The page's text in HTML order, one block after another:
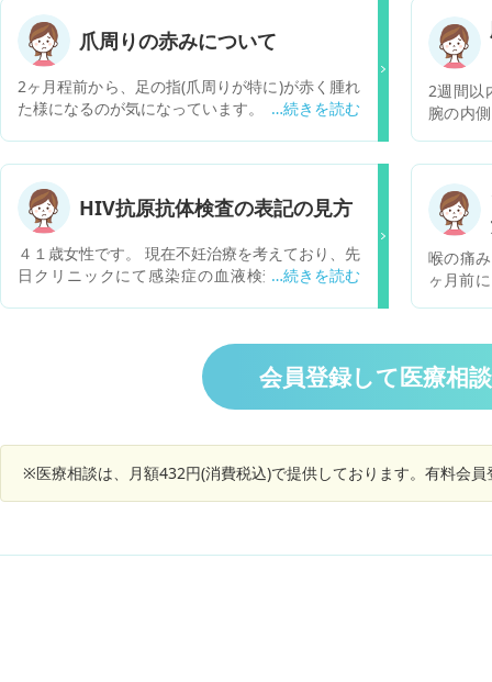
爪周りの赤みについて
2ヶ月程前から、足の指(爪周りが特に)が赤く腫れ
た様になるのが気になっています。 普段はだいた
はならないしなんかおかしいなぁと思っているの
ですが、病院になかなか行く時間を作れないた
め、ネットで調べると皮膚筋炎という病気に私の
症状が近いと思いました。 他の自覚症状は微熱と
関節痛とだるさと手の指の関節のできものです。
(湿疹のようなものやカサカサしたイボみたいなも
べきですか？ ネットで少しみただけで詳しく知ら
ないので皮膚筋炎について教えてほしいです。 よ
2週間以
腕の内
て太い
チほど
えられ
HIV抗原抗体検査の表記の見方
４１歳女性です。 現在不妊治療を考えており、先
日クリニックにて感染症の血液検査を行いまし
体S/CO→1.00>」という結果で「判定(−)」と表記
されております。基準値は1.00未満ということ
で、この結果はパッと見たら「1.00より大きい」
と捉えてしまうのですが、どう考えたら良いでし
て【カットオフインデックス0.1>】という結果で
した。 いずれにせよ、医師からはそれ以上の言及
喉の痛
ヶ月前
胃が動
今は
mgを1
す。や
ドと六
中おな
会員登録して医療相
※医療相談は、月額432円(消費税込)で提供しております。有料会